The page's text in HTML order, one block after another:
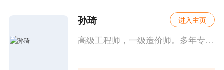
进入主页
孙琦
高级工程师，一级造价师。多年专注于研究土建工程技术、计量与管理的考点与实操。理论与实操并重，拥有多年培训经验，对考点把握精确。